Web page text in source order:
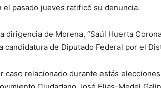
el pasado jueves ratificó su denuncia.
dirigencia de Morena, “Saúl Huerta
candidatura de Diputado Federal por el
caso relacionado durante estás